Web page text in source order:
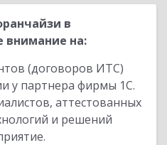
в
внимание на:
(договоров ИТС)
у партнера фирмы 1С.
аттестованных
и решений